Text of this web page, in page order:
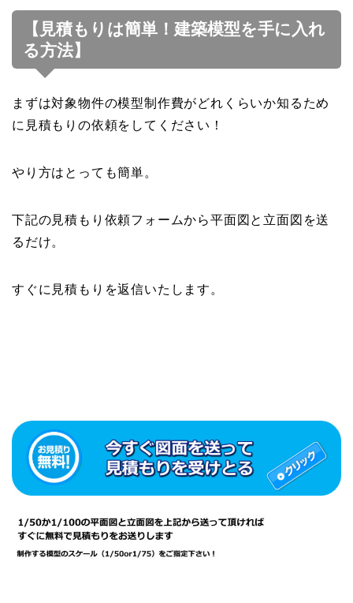
【見積もりは簡単！建築模型を手に入れ
る方法】
まずは対象物件の模型制作費がどれくらいか知るため
に見積もりの依頼をしてください！
やり方はとっても簡単。
下記の見積もり依頼フォームから平面図と立面図を送
るだけ。
すぐに見積もりを返信いたします。